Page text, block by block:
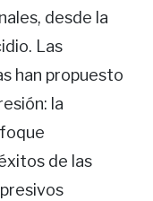
desde la
Las
han propuesto
la
de las